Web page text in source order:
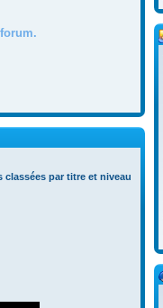
classées par titre et niveau